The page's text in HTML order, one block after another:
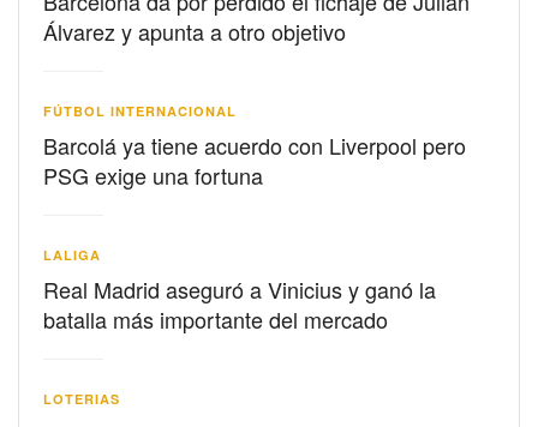
Álvarez y apunta a otro objetivo
FÚTBOL INTERNACIONAL
Barcolá ya tiene acuerdo con Liverpool pero
PSG exige una fortuna
LALIGA
Real Madrid aseguró a Vinicius y ganó la
batalla más importante del mercado
LOTERIAS